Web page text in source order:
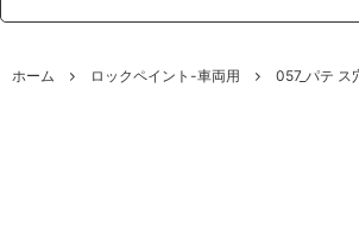
ホーム ロックペイント-車両用 057_パテ ス